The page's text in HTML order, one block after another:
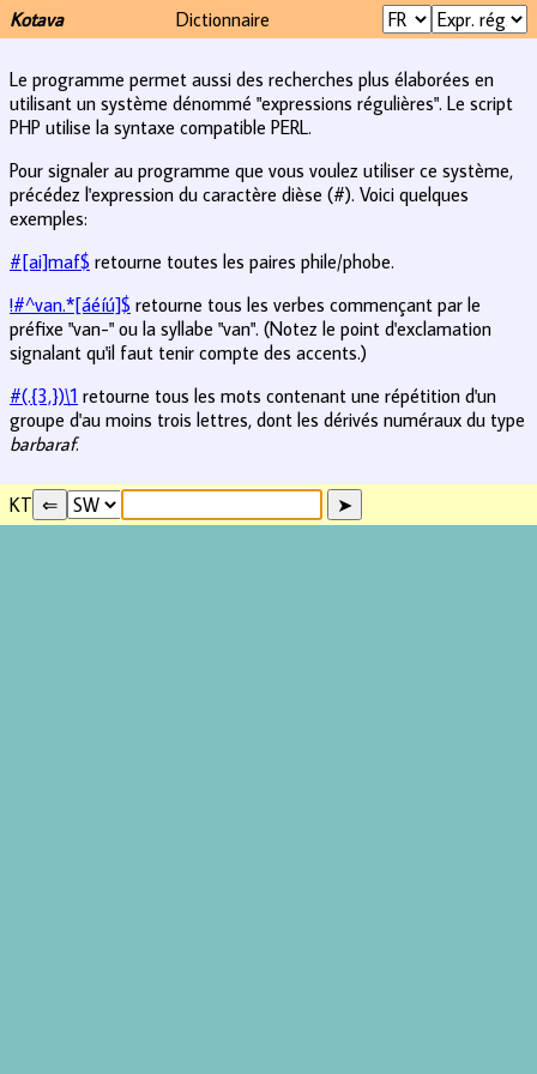
Kotava Dictionnaire
Le programme permet aussi des recherches plus élaborées en
utilisant un système dénommé "expressions régulières". Le script
PHP utilise la syntaxe compatible PERL.
Pour signaler au programme que vous voulez utiliser ce système,
précédez l'expression du caractère dièse (#). Voici quelques
exemples:
#[ai]maf$ retourne toutes les paires phile/phobe.
!#^van.*[áéíú]$ retourne tous les verbes commençant par le
préfixe "van-" ou la syllabe "van". (Notez le point d'exclamation
signalant qu'il faut tenir compte des accents.)
#(.{3,})\1 retourne tous les mots contenant une répétition d'un
groupe d'au moins trois lettres, dont les dérivés numéraux du type
barbaraf.
KT